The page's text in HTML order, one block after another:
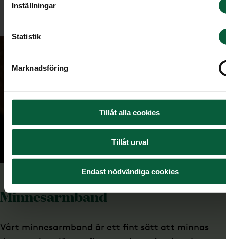
Inställningar
Statistik
Marknadsföring
Tillåt alla cookies
Tillåt urval
Endast nödvändiga cookies
Till minnessidorna
Minnesarmband
Vårt minnesarmband är ett fint sätt att minnas